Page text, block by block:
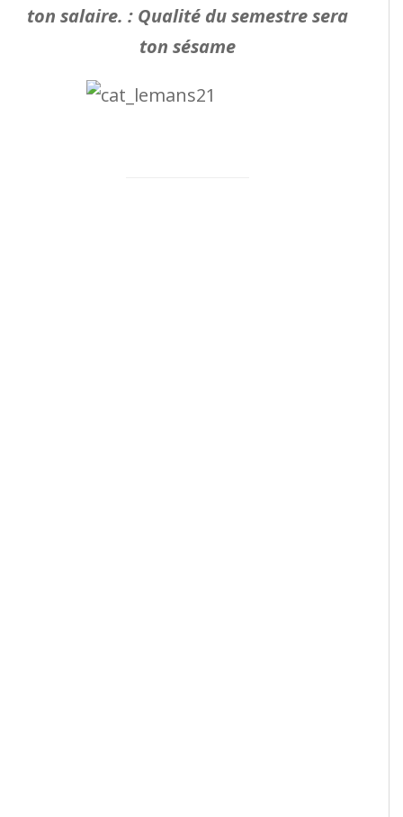
ton salaire. : Qualité du semestre sera
ton sésame